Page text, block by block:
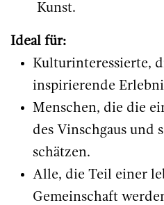
Kunst.
Ideal für:
Kulturinteressierte,
inspirierende
Menschen, die die
des Vinschgaus und
schätzen.
Alle, die Teil einer
Gemeinschaft